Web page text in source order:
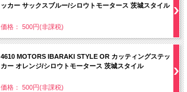
ッカー サックスブルー/シロウトモータース 茨城スタイル
価格： 500円(非課税)
4610 MOTORS IBARAKI STYLE OR カッティングステッ
カー オレンジ/シロウトモータース 茨城スタイル
価格： 500円(非課税)